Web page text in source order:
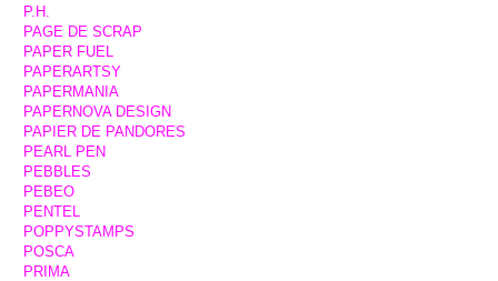
P.H.
PAGE DE SCRAP
PAPER FUEL
PAPERARTSY
PAPERMANIA
PAPERNOVA DESIGN
PAPIER DE PANDORES
PEARL PEN
PEBBLES
PEBEO
PENTEL
POPPYSTAMPS
POSCA
PRIMA